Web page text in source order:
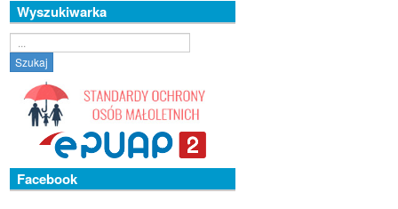
Wyszukiwarka
Szukaj
Facebook